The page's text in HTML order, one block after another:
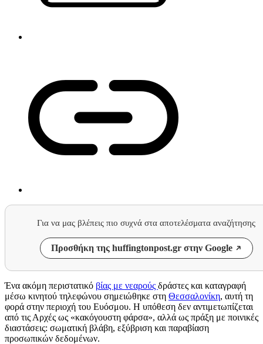
Για να μας βλέπεις πιο συχνά στα αποτελέσματα αναζήτησης
Προσθήκη της huffingtonpost.gr στην Google
Ένα ακόμη περιστατικό βίας με νεαρούς δράστες και καταγραφή
μέσω κινητού τηλεφώνου σημειώθηκε στη Θεσσαλονίκη, αυτή τη
φορά στην περιοχή του Ευόσμου. Η υπόθεση δεν αντιμετωπίζεται
από τις Αρχές ως «κακόγουστη φάρσα», αλλά ως πράξη με ποινικές
διαστάσεις: σωματική βλάβη, εξύβριση και παραβίαση
προσωπικών δεδομένων.